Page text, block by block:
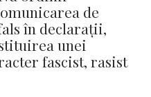
de
în declarații,
unei
fascist, rasist